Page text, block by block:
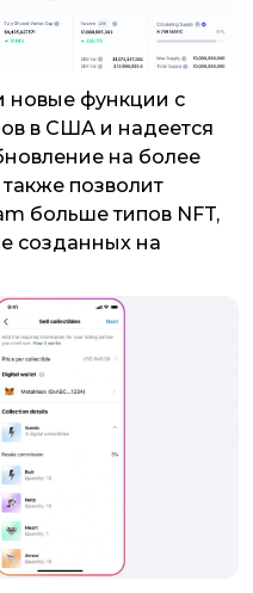
новые функции с
в США и надеется
на более
позволит
больше типов NFT,
созданных на